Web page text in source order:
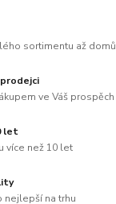
sortimentu až domů
ve Váš prospěch
let
více než 10 let
nejlepší na trhu